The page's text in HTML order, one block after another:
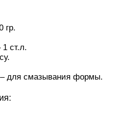
гр.
ст.л.
для смазывания формы.